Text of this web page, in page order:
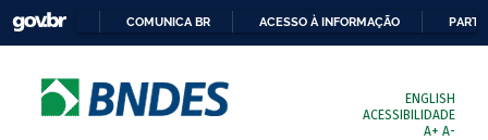
COMUNICA BR ACESSO À INFORMAÇÃO
ENGLISH
ACESSIBILIDADE
A+ A-